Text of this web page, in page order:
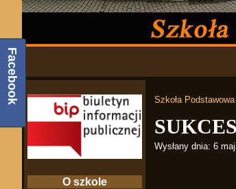
Szkoła
Wysłany dnia: 6
O szkole
Facebook